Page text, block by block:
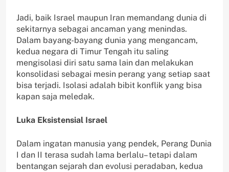
Jadi, baik Israel maupun Iran memandang dunia di
sekitarnya sebagai ancaman yang menindas.
Dalam bayang-bayang dunia yang mengancam,
kedua negara di Timur Tengah itu saling
mengisolasi diri satu sama lain dan melakukan
konsolidasi sebagai mesin perang yang setiap saat
bisa terjadi. Isolasi adalah bibit konflik yang bisa
kapan saja meledak.
Luka Eksistensial Israel
Dalam ingatan manusia yang pendek, Perang Dunia
I dan II terasa sudah lama berlalu– tetapi dalam
bentangan sejarah dan evolusi peradaban, kedua